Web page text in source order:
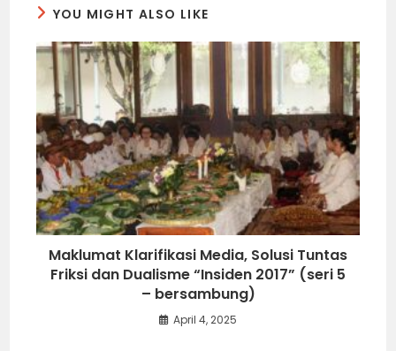
YOU MIGHT ALSO LIKE
Maklumat Klarifikasi Media, Solusi Tuntas
Friksi dan Dualisme “Insiden 2017” (seri 5
– bersambung)
April 4, 2025